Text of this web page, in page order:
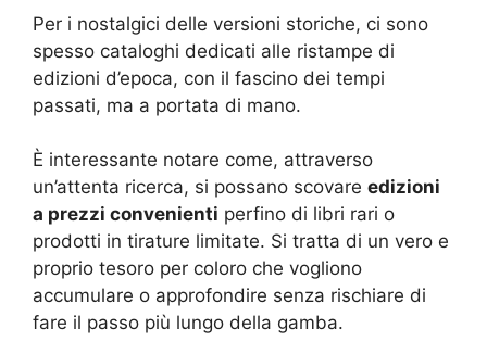
Per i nostalgici delle versioni storiche, ci sono
spesso cataloghi dedicati alle ristampe di
edizioni d’epoca, con il fascino dei tempi
passati, ma a portata di mano.
È interessante notare come, attraverso
un’attenta ricerca, si possano scovare edizioni
a prezzi convenienti perfino di libri rari o
prodotti in tirature limitate. Si tratta di un vero e
proprio tesoro per coloro che vogliono
accumulare o approfondire senza rischiare di
fare il passo più lungo della gamba.